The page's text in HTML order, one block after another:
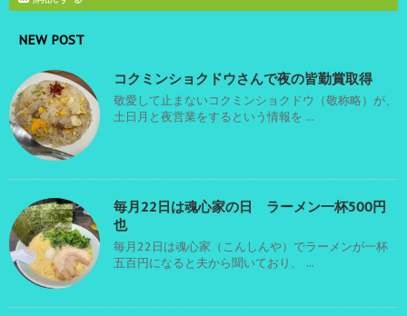
NEW POST
コクミンショクドウさんで夜の皆勤賞取得
敬愛して止まないコクミンショクドウ（敬称略）が、
土日月と夜営業をするという情報を ...
毎月22日は魂心家の日 ラーメン一杯500円
也
毎月22日は魂心家（こんしんや）でラーメンが一杯
五百円になると夫から聞いており、 ...